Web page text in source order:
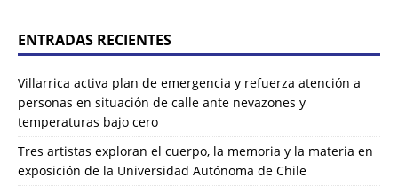
ENTRADAS RECIENTES
Villarrica activa plan de emergencia y refuerza atención a
personas en situación de calle ante nevazones y
temperaturas bajo cero
Tres artistas exploran el cuerpo, la memoria y la materia en
exposición de la Universidad Autónoma de Chile